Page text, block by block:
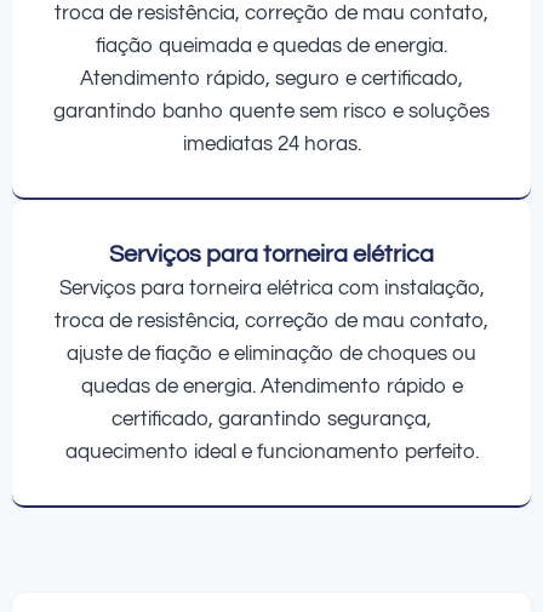
troca de resistência, correção de mau contato,
fiação queimada e quedas de energia.
Atendimento rápido, seguro e certificado,
garantindo banho quente sem risco e soluções
imediatas 24 horas.
Serviços para torneira elétrica
Serviços para torneira elétrica com instalação,
troca de resistência, correção de mau contato,
ajuste de fiação e eliminação de choques ou
quedas de energia. Atendimento rápido e
certificado, garantindo segurança,
aquecimento ideal e funcionamento perfeito.